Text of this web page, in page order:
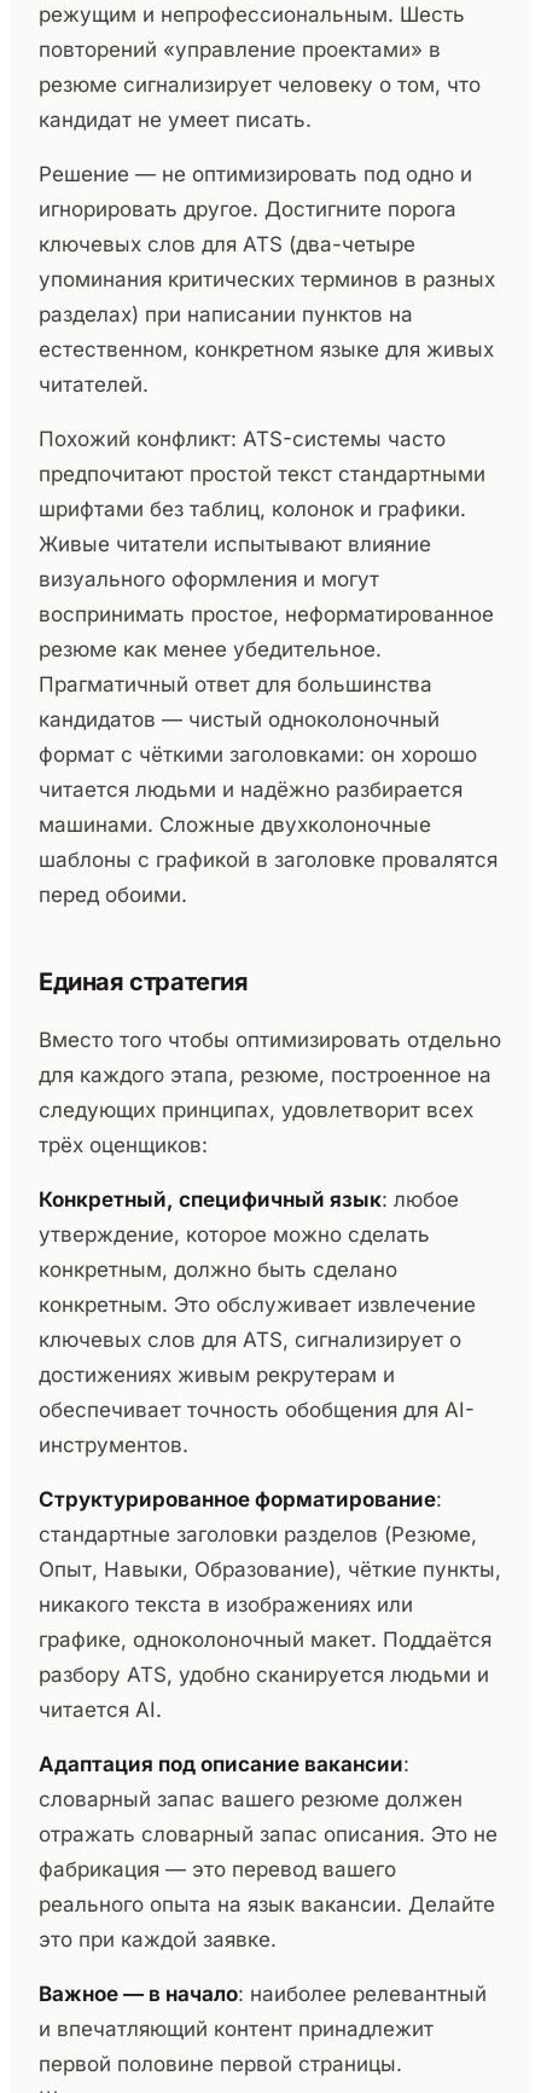
режущим и непрофессиональным. Шесть
повторений «управление проектами» в
резюме сигнализирует человеку о том, что
кандидат не умеет писать.
Решение — не оптимизировать под одно и
игнорировать другое. Достигните порога
ключевых слов для ATS (два-четыре
упоминания критических терминов в разных
разделах) при написании пунктов на
естественном, конкретном языке для живых
читателей.
Похожий конфликт: ATS-системы часто
предпочитают простой текст стандартными
шрифтами без таблиц, колонок и графики.
Живые читатели испытывают влияние
визуального оформления и могут
воспринимать простое, неформатированное
резюме как менее убедительное.
Прагматичный ответ для большинства
кандидатов — чистый одноколоночный
формат с чёткими заголовками: он хорошо
читается людьми и надёжно разбирается
машинами. Сложные двухколоночные
шаблоны с графикой в заголовке провалятся
перед обоими.
Единая стратегия
Вместо того чтобы оптимизировать отдельно
для каждого этапа, резюме, построенное на
следующих принципах, удовлетворит всех
трёх оценщиков:
Конкретный, специфичный язык: любое
утверждение, которое можно сделать
конкретным, должно быть сделано
конкретным. Это обслуживает извлечение
ключевых слов для ATS, сигнализирует о
достижениях живым рекрутерам и
обеспечивает точность обобщения для AI-
инструментов.
Структурированное форматирование:
стандартные заголовки разделов (Резюме,
Опыт, Навыки, Образование), чёткие пункты,
никакого текста в изображениях или
графике, одноколоночный макет. Поддаётся
разбору ATS, удобно сканируется людьми и
читается AI.
Адаптация под описание вакансии:
словарный запас вашего резюме должен
отражать словарный запас описания. Это не
фабрикация — это перевод вашего
реального опыта на язык вакансии. Делайте
это при каждой заявке.
Важное — в начало: наиболее релевантный
и впечатляющий контент принадлежит
первой половине первой страницы.